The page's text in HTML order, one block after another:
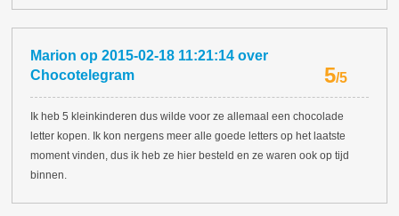
Marion op2015-02-18 11:21:14 over
Chocotelegram
5/5
Ik heb 5 kleinkinderen dus wilde voor ze allemaal een chocolade
letter kopen. Ik kon nergens meer alle goede letters op het laatste
moment vinden, dus ik heb ze hier besteld en ze waren ook op tijd
binnen.